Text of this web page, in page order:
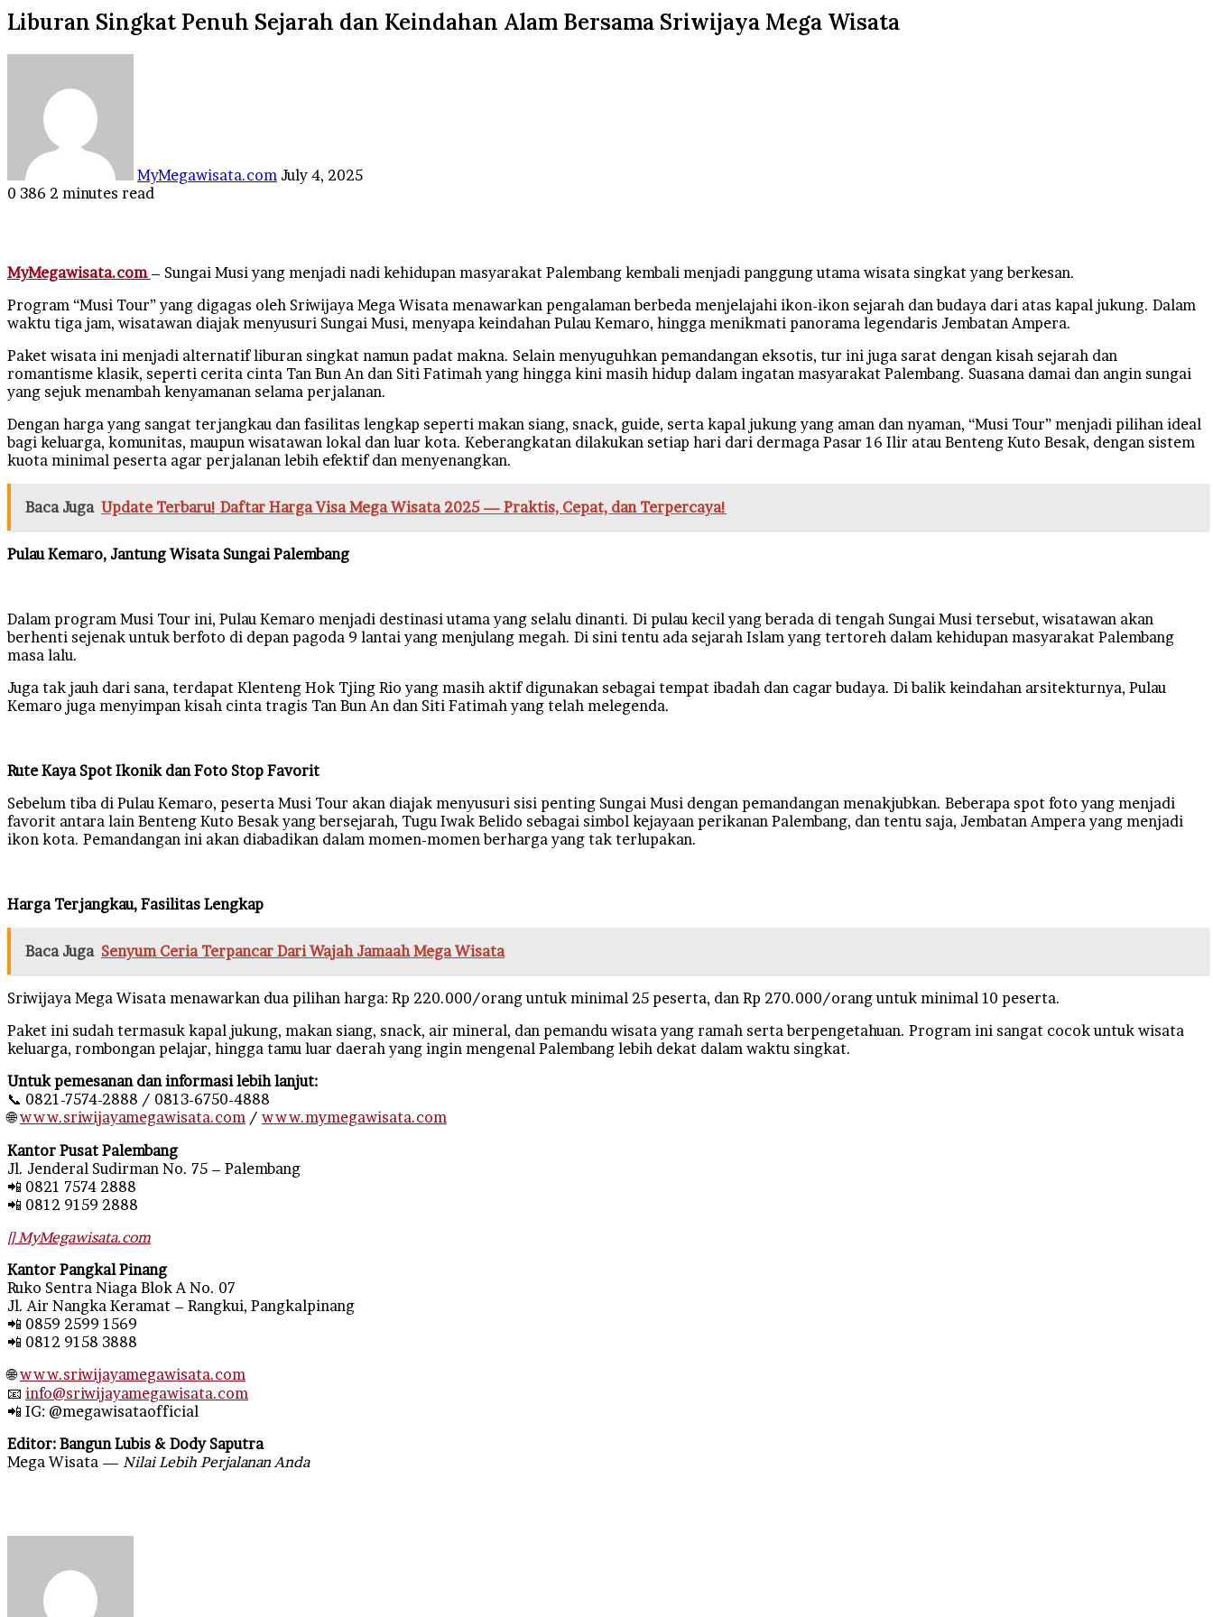
Liburan Singkat Penuh Sejarah dan Keindahan Alam Bersama Sriwijaya Mega Wisata
MyMegawisata.com July 4, 2025
0 386 2 minutes read
MyMegawisata.com – Sungai Musi yang menjadi nadi kehidupan masyarakat Palembang kembali menjadi panggung utama wisata singkat yang berkesan.
Program “Musi Tour” yang digagas oleh Sriwijaya Mega Wisata menawarkan pengalaman berbeda menjelajahi ikon-ikon sejarah dan budaya dari atas kapal jukung. Dalam
waktu tiga jam, wisatawan diajak menyusuri Sungai Musi, menyapa keindahan Pulau Kemaro, hingga menikmati panorama legendaris Jembatan Ampera.
Paket wisata ini menjadi alternatif liburan singkat namun padat makna. Selain menyuguhkan pemandangan eksotis, tur ini juga sarat dengan kisah sejarah dan
romantisme klasik, seperti cerita cinta Tan Bun An dan Siti Fatimah yang hingga kini masih hidup dalam ingatan masyarakat Palembang. Suasana damai dan angin sungai
yang sejuk menambah kenyamanan selama perjalanan.
Dengan harga yang sangat terjangkau dan fasilitas lengkap seperti makan siang, snack, guide, serta kapal jukung yang aman dan nyaman, “Musi Tour” menjadi pilihan ideal
bagi keluarga, komunitas, maupun wisatawan lokal dan luar kota. Keberangkatan dilakukan setiap hari dari dermaga Pasar 16 Ilir atau Benteng Kuto Besak, dengan sistem
kuota minimal peserta agar perjalanan lebih efektif dan menyenangkan.
Baca Juga Update Terbaru! Daftar Harga Visa Mega Wisata 2025 — Praktis, Cepat, dan Terpercaya!
Pulau Kemaro, Jantung Wisata Sungai Palembang
Dalam program Musi Tour ini, Pulau Kemaro menjadi destinasi utama yang selalu dinanti. Di pulau kecil yang berada di tengah Sungai Musi tersebut, wisatawan akan
berhenti sejenak untuk berfoto di depan pagoda 9 lantai yang menjulang megah. Di sini tentu ada sejarah Islam yang tertoreh dalam kehidupan masyarakat Palembang
masa lalu.
Juga tak jauh dari sana, terdapat Klenteng Hok Tjing Rio yang masih aktif digunakan sebagai tempat ibadah dan cagar budaya. Di balik keindahan arsitekturnya, Pulau
Kemaro juga menyimpan kisah cinta tragis Tan Bun An dan Siti Fatimah yang telah melegenda.
Rute Kaya Spot Ikonik dan Foto Stop Favorit
Sebelum tiba di Pulau Kemaro, peserta Musi Tour akan diajak menyusuri sisi penting Sungai Musi dengan pemandangan menakjubkan. Beberapa spot foto yang menjadi
favorit antara lain Benteng Kuto Besak yang bersejarah, Tugu Iwak Belido sebagai simbol kejayaan perikanan Palembang, dan tentu saja, Jembatan Ampera yang menjadi
ikon kota. Pemandangan ini akan diabadikan dalam momen-momen berharga yang tak terlupakan.
Harga Terjangkau, Fasilitas Lengkap
Baca Juga Senyum Ceria Terpancar Dari Wajah Jamaah Mega Wisata
Sriwijaya Mega Wisata menawarkan dua pilihan harga: Rp 220.000/orang untuk minimal 25 peserta, dan Rp 270.000/orang untuk minimal 10 peserta.
Paket ini sudah termasuk kapal jukung, makan siang, snack, air mineral, dan pemandu wisata yang ramah serta berpengetahuan. Program ini sangat cocok untuk wisata
keluarga, rombongan pelajar, hingga tamu luar daerah yang ingin mengenal Palembang lebih dekat dalam waktu singkat.
Untuk pemesanan dan informasi lebih lanjut:
📞 0821-7574-2888 / 0813-6750-4888
🌐www.sriwijayamegawisata.com / www.mymegawisata.com
Kantor Pusat Palembang
Jl. Jenderal Sudirman No. 75 – Palembang
📲 0821 7574 2888
📲 0812 9159 2888
[] MyMegawisata.com
Kantor Pangkal Pinang
Ruko Sentra Niaga Blok A No. 07
Jl. Air Nangka Keramat – Rangkui, Pangkalpinang
📲 0859 2599 1569
📲 0812 9158 3888
🌐www.sriwijayamegawisata.com
📧 info@sriwijayamegawisata.com
📲 IG: @megawisataofficial
Editor: Bangun Lubis & Dody Saputra
Mega Wisata — Nilai Lebih Perjalanan Anda